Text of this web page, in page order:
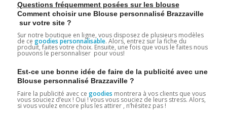
Questions fréquemment posées sur les blouse
Comment choisir une Blouse personnalisé Brazzaville
sur votre site ?
Sur notre boutique en ligne, vous disposez de plusieurs modèles
de ce goodies personnalisable. Alors, entrez sur la fiche du
produit, faites votre choix. Ensuite, une fois que vous le faites nous
pouvons le personnaliser pour vous!
Est-ce une bonne idée de faire de la publicité avec une
Blouse personnalisé Brazzaville ?
Faire la publicité avec ce goodies montrera à vos clients que vous
vous souciez d’eux ! Oui ! vous vous souciez de leurs stress. Alors,
si vous voulez encore plus les attirer , n’hésitez pas !